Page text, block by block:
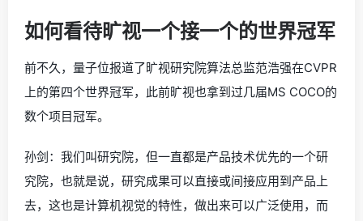
如何看待旷视一个接一个的世界冠军
前不久，量子位报道了旷视研究院算法总监范浩强在CVPR
上的第四个世界冠军，此前旷视也拿到过几届MS COCO的
数个项目冠军。
孙剑：我们叫研究院，但一直都是产品技术优先的一个研
究院，也就是说，研究成果可以直接或间接应用到产品上
去，这也是计算机视觉的特性，做出来可以广泛使用，而